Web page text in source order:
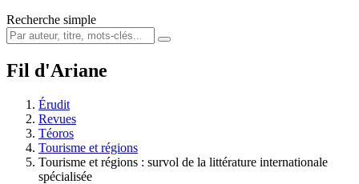
Recherche simple
Fil d'Ariane
Érudit
Revues
Téoros
Tourisme et régions
Tourisme et régions : survol de la littérature internationale
spécialisée